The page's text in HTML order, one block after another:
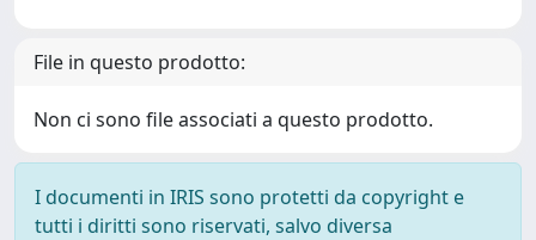
File in questo prodotto:
Non ci sono file associati a questo prodotto.
I documenti in IRIS sono protetti da copyright e
tutti i diritti sono riservati, salvo diversa